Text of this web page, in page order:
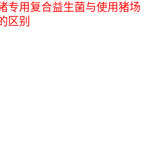
专用复合益生菌与使用猪场
区别